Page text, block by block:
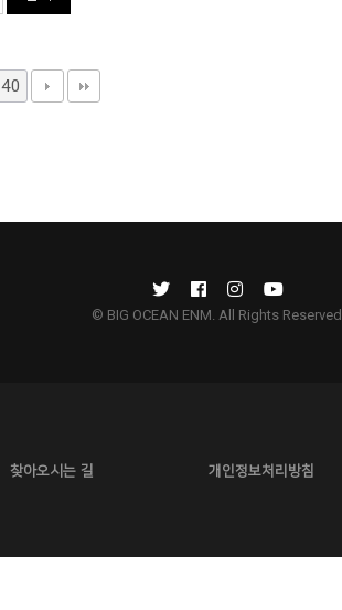
40
© BIG OCEAN ENM. All Rights Reserved.
찾아오시는 길 개인정보처리방침